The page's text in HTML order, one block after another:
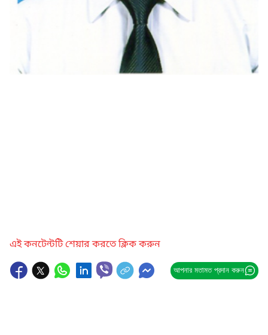
এই কনটেন্টটি শেয়ার করতে ক্লিক করুন
আপনার মতামত প্রদান করুন